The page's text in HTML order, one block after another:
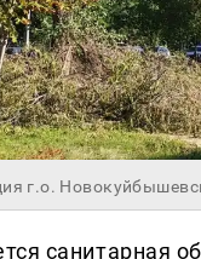
г.о.
санитарная